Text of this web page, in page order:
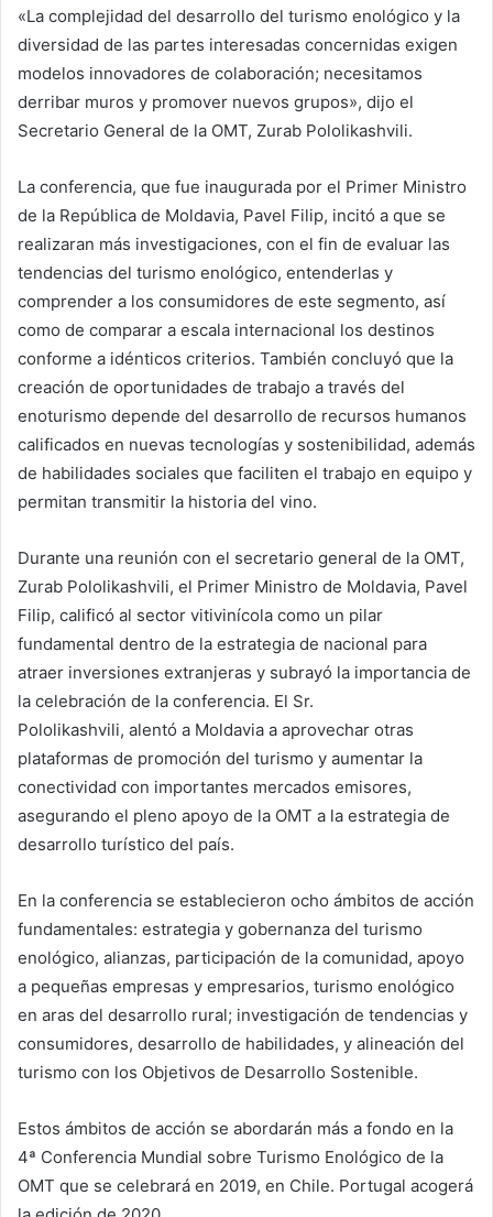
«La complejidad del desarrollo del turismo enológico y la
diversidad de las partes interesadas concernidas exigen
modelos innovadores de colaboración; necesitamos
derribar muros y promover nuevos grupos», dijo el
Secretario General de la OMT, Zurab Pololikashvili.
La conferencia, que fue inaugurada por el Primer Ministro
de la República de Moldavia, Pavel Filip, incitó a que se
realizaran más investigaciones, con el fin de evaluar las
tendencias del turismo enológico, entenderlas y
comprender a los consumidores de este segmento, así
como de comparar a escala internacional los destinos
conforme a idénticos criterios. También concluyó que la
creación de oportunidades de trabajo a través del
enoturismo depende del desarrollo de recursos humanos
calificados en nuevas tecnologías y sostenibilidad, además
de habilidades sociales que faciliten el trabajo en equipo y
permitan transmitir la historia del vino.
Durante una reunión con el secretario general de la OMT,
Zurab Pololikashvili, el Primer Ministro de Moldavia, Pavel
Filip, calificó al sector vitivinícola como un pilar
fundamental dentro de la estrategia de nacional para
atraer inversiones extranjeras y subrayó la importancia de
la celebración de la conferencia. El Sr.
Pololikashvili, alentó a Moldavia a aprovechar otras
plataformas de promoción del turismo y aumentar la
conectividad con importantes mercados emisores,
asegurando el pleno apoyo de la OMT a la estrategia de
desarrollo turístico del país.
En la conferencia se establecieron ocho ámbitos de acción
fundamentales: estrategia y gobernanza del turismo
enológico, alianzas, participación de la comunidad, apoyo
a pequeñas empresas y empresarios, turismo enológico
en aras del desarrollo rural; investigación de tendencias y
consumidores, desarrollo de habilidades, y alineación del
turismo con los Objetivos de Desarrollo Sostenible.
Estos ámbitos de acción se abordarán más a fondo en la
4ª Conferencia Mundial sobre Turismo Enológico de la
OMT que se celebrará en 2019, en Chile. Portugal acogerá